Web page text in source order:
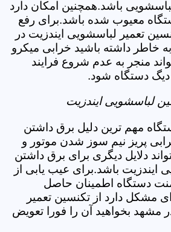
باشد.همچنین امکان دارد
معیوب شده باشد.برای رفع
تعمیر لباسشویی ایندزیت در
خاطر داشته باشید خرابی میکرو
منجر به عدم شروع فرایند
دستگاه شود.
لباسشویی ایندزیت
مهم ترین دلیل برق داشتن
پریز نیم سوز شدن موتور و
دلایل دیگری برای برق داشتن
ایندزیت باشد.برای عیب یابی از
دستگاه اطمینان حاصل
مشکل دارد از تکنسین تعمیر
مشهد بخواهید آن را فورا تعویض